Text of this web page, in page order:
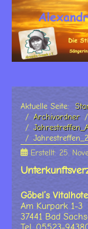
Aktuelle Seite:
Archivordner
Erstellt: 25.
Göbel’s
Am Kurpark 1-3
37441 Bad